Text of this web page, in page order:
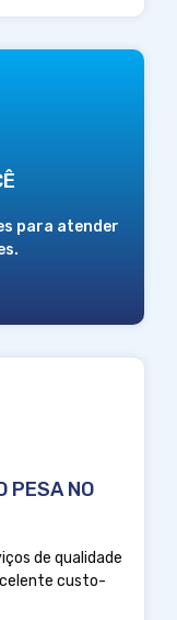
para atender
PESA NO
de qualidade
custo-